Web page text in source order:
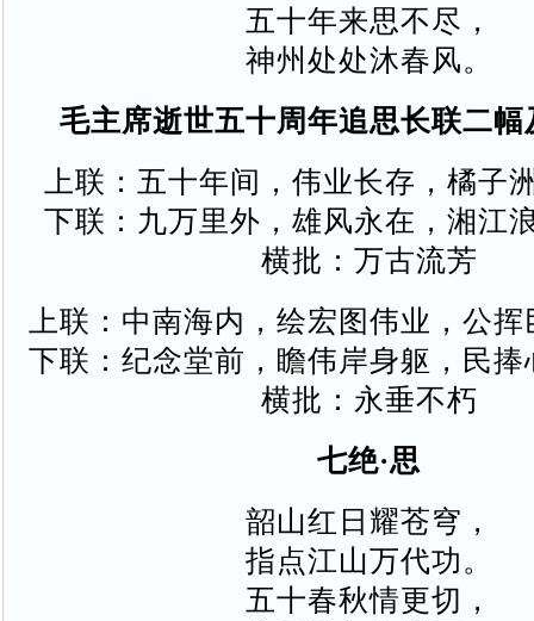
五十年来思不尽，
神州处处沐春风。
毛主席逝世五十周年追思长联二幅
上联：五十年间，伟业长存，橘子
下联：九万里外，雄风永在，湘江
横批：万古流芳
上联：中南海内，绘宏图伟业，公
下联：纪念堂前，瞻伟岸身躯，民
横批：永垂不朽
七绝·思
韶山红日耀苍穹，
指点江山万代功。
五十春秋情更切，